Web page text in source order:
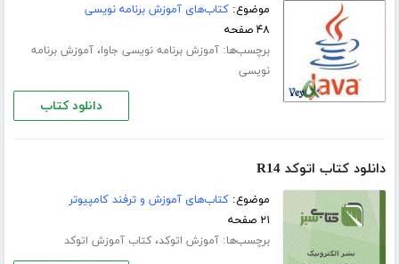
موضوع:کتاب‌های آموزش برنامه نویسی
۴۸ صفحه
برچسب‌ها:آموزش برنامه نویسی جاوا،آموزش برنامه
نویسی
دانلود کتاب
دانلود کتاب اتوکد R14
موضوع:کتاب‌های آموزش و ترفند کامپیوتر
۲۱ صفحه
برچسب‌ها:آموزش اتوکد،کتاب آموزش اتوکد